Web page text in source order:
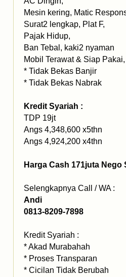
Mesin kering, Matic
Surat2 lengkap, Plat F,
Pajak Hidup,
Ban Tebal, kaki2 nyaman
Mobil Terawat & Siap Pakai,
* Tidak Bekas Banjir
* Tidak Bekas Nabrak
Kredit Syariah :
TDP 19jt
Angs 4,348,600 x5thn
Angs 4,924,200 x4thn
Harga Cash 171juta Nego
Selengkapnya Call / WA :
Andi
0813-8209-7898
Kredit Syariah :
* Akad Murabahah
* Proses Transparan
* Cicilan Tidak Berubah